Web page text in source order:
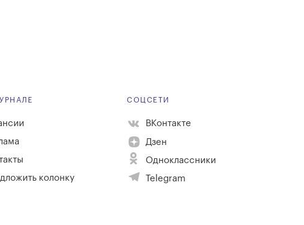
колонку
СОЦСЕТИ
ВКонтакте
Дзен
Одноклассники
Telegram